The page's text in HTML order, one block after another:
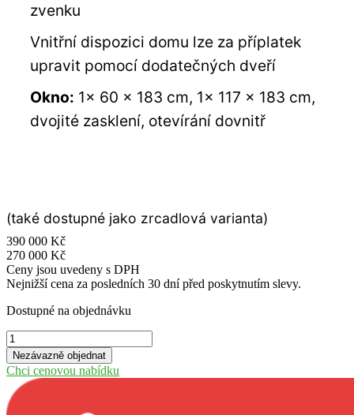
zvenku
Vnitřní dispozici domu lze za příplatek
upravit pomocí dodatečných dveří
Okno: 1x 60 x 183 cm, 1x 117 x 183 cm,
dvojité zasklení, otevírání dovnitř
(také dostupné jako zrcadlová varianta)
390 000 Kč
270 000 Kč
Ceny jsou uvedeny s DPH
Nejnižší cena za posledních 30 dní před poskytnutím slevy.
Dostupné na objednávku
Rekreační
chatka
–
Murano
1
množství
Nezávazně objednat
Chci cenovou nabídku